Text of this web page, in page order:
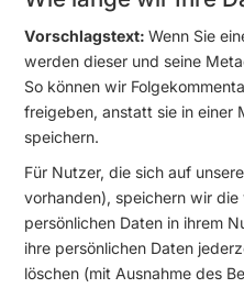
Vorschlagstext:Wenn Sie
werden dieser und seine
So können wir
freigeben, anstatt sie in einer
speichern.
Für Nutzer, die sich auf
vorhanden), speichern wir
persönlichen Daten in ihrem
ihre persönlichen Daten
löschen (mit Ausnahme des